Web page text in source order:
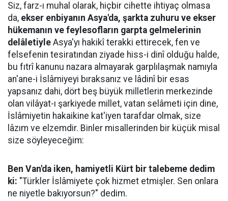
Siz, farz-ı muhal olarak, hiçbir cihette ihtiyaç olmasa
da, ekser enbiyanın Asya'da, şarkta zuhuru ve ekser
hükemanın ve feylesofların garpta gelmelerinin
delâletiyle Asya'yı hakikî terakki ettirecek, fen ve
felsefenin tesiratından ziyade hiss-i dinî olduğu halde,
bu fıtrî kanunu nazara almayarak garplılaşmak namıyla
an'ane-i İslâmiyeyi bıraksanız ve lâdinî bir esas
yapsanız dahi, dört beş büyük milletlerin merkezinde
olan vilâyat-ı şarkiyede millet, vatan selâmeti için dine,
İslâmiyetin hakaikine kat'iyen tarafdar olmak, size
lâzım ve elzemdir. Binler misallerinden bir küçük misal
size söyleyeceğim:
Ben Van'da iken, hamiyetli Kürt bir talebeme dedim
ki: "Türkler İslâmiyete çok hizmet etmişler. Sen onlara
ne niyetle bakıyorsun?" dedim.